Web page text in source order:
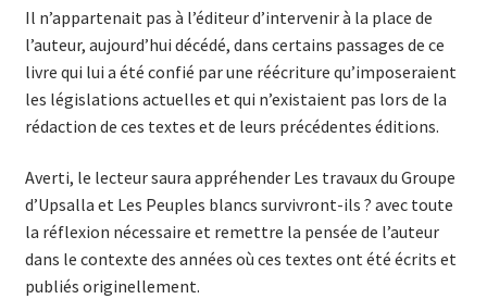
Il n’appartenait pas à l’éditeur d’intervenir à la place de
l’auteur, aujourd’hui décédé, dans certains passages de ce
livre qui lui a été confié par une réécriture qu’imposeraient
les législations act­uelles et qui n’existaient pas lors de la
rédaction de ces textes et de leurs précédentes éditions.
Averti, le lecteur saura appréhender Les travaux du Groupe
d’Upsalla et Les Peuples blancs survivront-ils ? avec toute
la réflexion nécessaire et remettre la pensée de l’auteur
dans le contexte des an­nées où ces textes ont été écrits et
publiés originellement.